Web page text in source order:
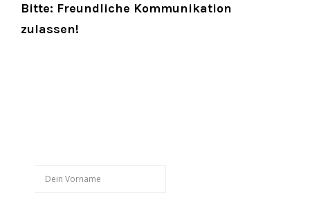
Bitte: Freundliche Kommunikation
zulassen!